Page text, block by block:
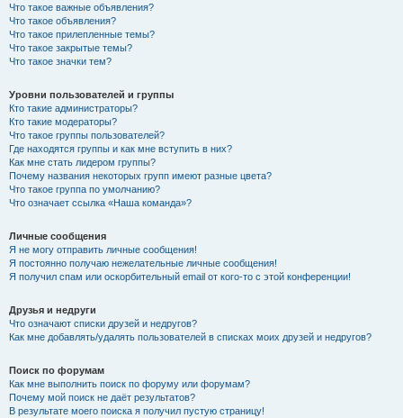
Что такое важные объявления?
Что такое объявления?
Что такое прилепленные темы?
Что такое закрытые темы?
Что такое значки тем?
Уровни пользователей и группы
Кто такие администраторы?
Кто такие модераторы?
Что такое группы пользователей?
Где находятся группы и как мне вступить в них?
Как мне стать лидером группы?
Почему названия некоторых групп имеют разные цвета?
Что такое группа по умолчанию?
Что означает ссылка «Наша команда»?
Личные сообщения
Я не могу отправить личные сообщения!
Я постоянно получаю нежелательные личные сообщения!
Я получил спам или оскорбительный email от кого-то с этой конференции!
Друзья и недруги
Что означают списки друзей и недругов?
Как мне добавлять/удалять пользователей в списках моих друзей и недругов?
Поиск по форумам
Как мне выполнить поиск по форуму или форумам?
Почему мой поиск не даёт результатов?
В результате моего поиска я получил пустую страницу!